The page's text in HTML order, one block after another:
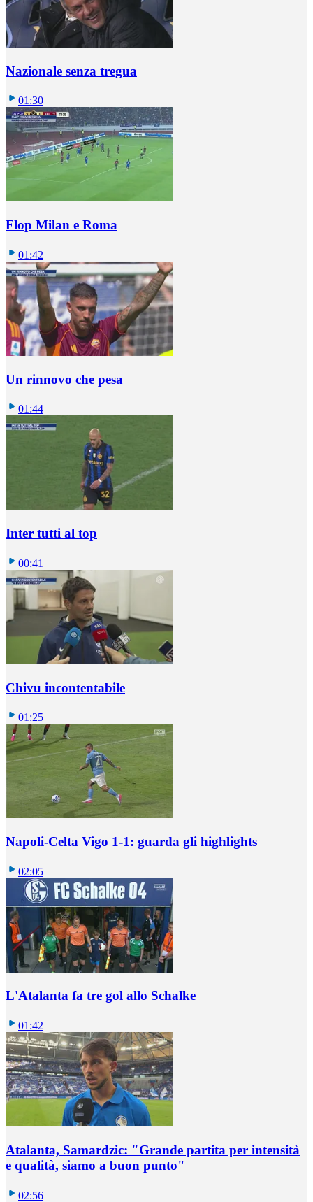
Nazionale senza tregua
01:30
Flop Milan e Roma
01:42
Un rinnovo che pesa
01:44
Inter tutti al top
00:41
Chivu incontentabile
01:25
Napoli-Celta Vigo 1-1: guarda gli highlights
02:05
L'Atalanta fa tre gol allo Schalke
01:42
Atalanta, Samardzic: "Grande partita per intensità
e qualità, siamo a buon punto"
02:56